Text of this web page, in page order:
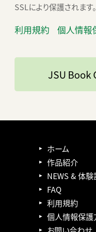
SSLにより保護されます。
利用規約 個人情報
JSU Book
ホーム
作品紹介
NEWS & 体験
FAQ
利用規約
個人情報保護